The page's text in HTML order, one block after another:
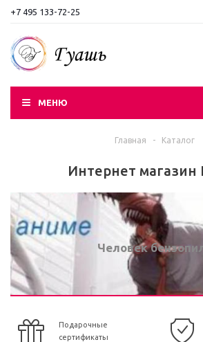
+7 495 133-72-25
МЕНЮ
Главная - Каталог
Интернет магазин
Человек
Подарочные
сертификаты